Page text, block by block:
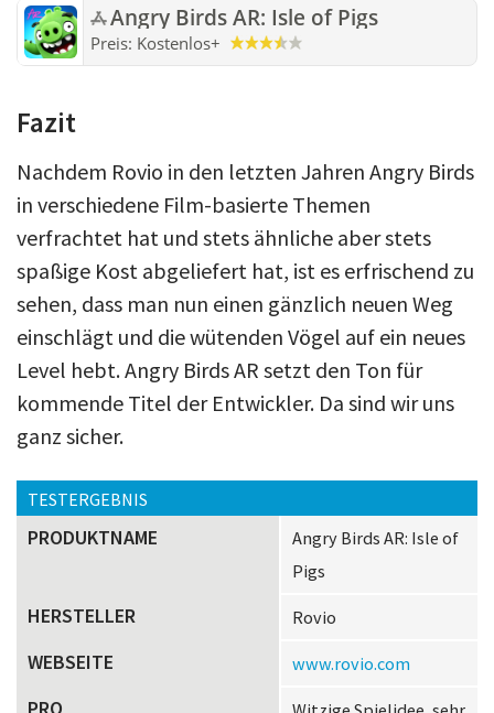
Angry Birds AR: Isle of Pigs
Preis: Kostenlos+
Fazit
Nachdem Rovio in den letzten Jahren Angry Birds
in verschiedene Film-basierte Themen
verfrachtet hat und stets ähnliche aber stets
spaßige Kost abgeliefert hat, ist es erfrischend zu
sehen, dass man nun einen gänzlich neuen Weg
einschlägt und die wütenden Vögel auf ein neues
Level hebt. Angry Birds AR setzt den Ton für
kommende Titel der Entwickler. Da sind wir uns
ganz sicher.
TESTERGEBNIS
PRODUKTNAME
Angry Birds AR: Isle of
Pigs
HERSTELLER Rovio
WEBSEITE www.rovio.com